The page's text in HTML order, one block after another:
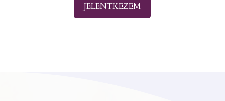
JELENTKEZEM